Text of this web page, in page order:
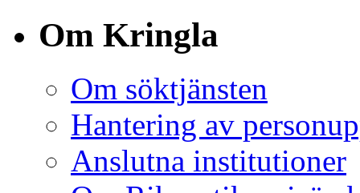
Om Kringla
Om söktjänsten
Hantering av
Anslutna institutioner